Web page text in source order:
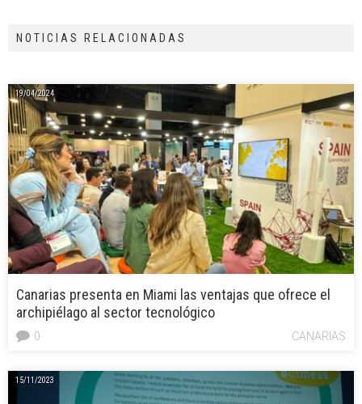
NOTICIAS RELACIONADAS
19/04/2024
Canarias presenta en Miami las ventajas que ofrece el
archipiélago al sector tecnológico
CANARIAS
0
15/11/2023